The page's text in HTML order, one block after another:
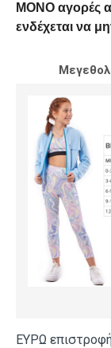
ΜΟΝΟ αγορές
ενδέχεται να
ΕΥΡΩ